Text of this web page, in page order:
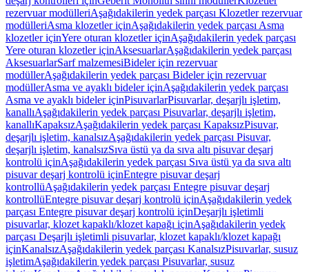
rezervuar modülleriAşağıdakilerin yedek parçası Klozetler rezervuar
modülleriAsma klozetler içinAşağıdakilerin yedek parçası Asma
klozetler içinYere oturan klozetler içinAşağıdakilerin yedek parçası
Yere oturan klozetler içinAksesuarlarAşağıdakilerin yedek parçası
AksesuarlarSarf malzemesiBideler için rezervuar
modüllerAşağıdakilerin yedek parçası Bideler için rezervuar
modüllerAsma ve ayaklı bideler içinAşağıdakilerin yedek parçası
Asma ve ayaklı bideler içinPisuvarlarPisuvarlar, deşarjlı işletim,
kanallıAşağıdakilerin yedek parçası Pisuvarlar, deşarjlı işletim,
kanallıKapaksızAşağıdakilerin yedek parçası KapaksızPisuvar,
deşarjlı işletim, kanalsızAşağıdakilerin yedek parçası Pisuvar,
deşarjlı işletim, kanalsızSıva üstü ya da sıva altı pisuvar deşarj
kontrolü içinAşağıdakilerin yedek parçası Sıva üstü ya da sıva altı
pisuvar deşarj kontrolü içinEntegre pisuvar deşarj
kontrollüAşağıdakilerin yedek parçası Entegre pisuvar deşarj
kontrollüEntegre pisuvar deşarj kontrolü içinAşağıdakilerin yedek
parçası Entegre pisuvar deşarj kontrolü içinDeşarjlı işletimli
pisuvarlar, klozet kapaklı/klozet kapağı içinAşağıdakilerin yedek
parçası Deşarjlı işletimli pisuvarlar, klozet kapaklı/klozet kapağı
içinKanalsızAşağıdakilerin yedek parçası KanalsızPisuvarlar, susuz
işletimAşağıdakilerin yedek parçası Pisuvarlar, susuz